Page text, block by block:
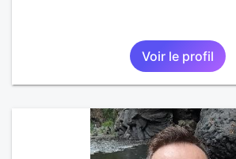
Voir le profil